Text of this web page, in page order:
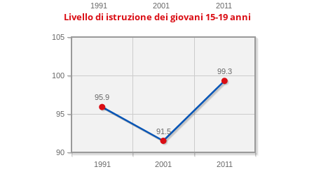
1991 2001 2011
Livello di istruzione dei giovani 15-19 anni
1991 2001 2011
90
95
100
105
99.3
91.5
95.9